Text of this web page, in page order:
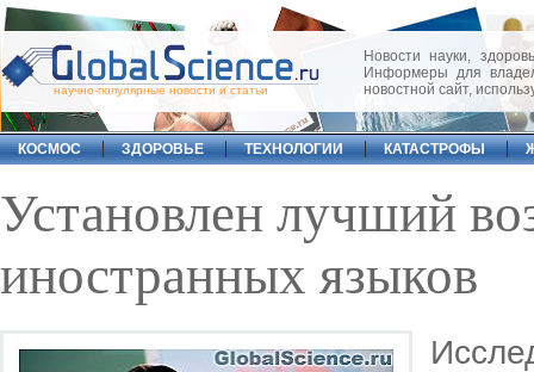
научно-популярные новости и статьи
Новости науки,
Информеры для
новостной сайт,
КОСМОС ЗДОРОВЬЕ ТЕХНОЛОГИИ КАТАСТРОФЫ
Установлен лучший
иностранных языков